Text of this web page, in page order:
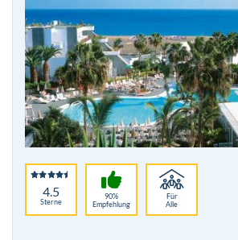
4.5
Sterne
90%
Empfehlung
Für
Alle